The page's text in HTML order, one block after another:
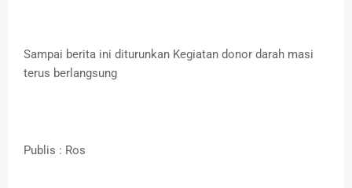
Sampai berita ini diturunkan Kegiatan donor darah masi
terus berlangsung
Publis : Ros